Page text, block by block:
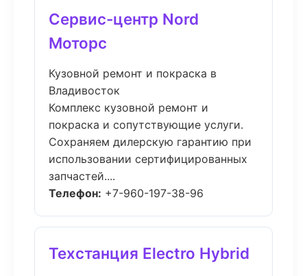
Сервис-центр Nord
Моторс
Кузовной ремонт и покраска в
Владивосток
Комплекс кузовной ремонт и
покраска и сопутствующие услуги.
Сохраняем дилерскую гарантию при
использовании сертифицированных
запчастей....
Телефон: +7-960-197-38-96
Техстанция Electro Hybrid